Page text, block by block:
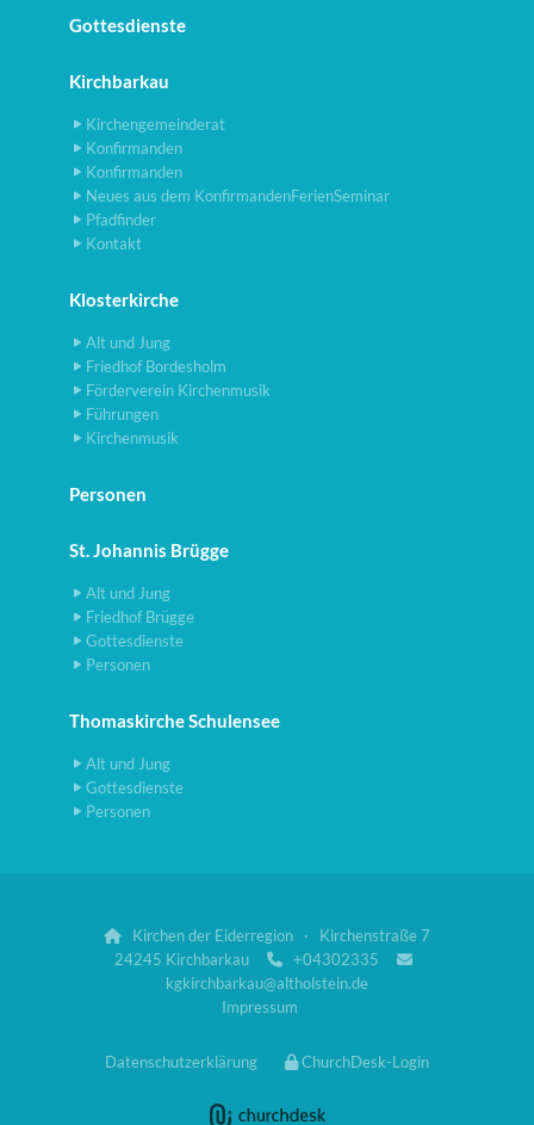
Gottesdienste
Kirchbarkau
Kirchengemeinderat
Konfirmanden
Konfirmanden
Neues aus dem KonfirmandenFerienSeminar
Pfadfinder
Kontakt
Klosterkirche
Alt und Jung
Friedhof Bordesholm
Förderverein Kirchenmusik
Führungen
Kirchenmusik
Personen
St. Johannis Brügge
Alt und Jung
Friedhof Brügge
Gottesdienste
Personen
Thomaskirche Schulensee
Alt und Jung
Gottesdienste
Personen

Kirchen der Eiderregion · Kirchenstraße 7
24245 Kirchbarkau
 +04302335 
kgkirchbarkau@altholstein.de
Impressum
Datenschutzerklärung ChurchDesk-Login